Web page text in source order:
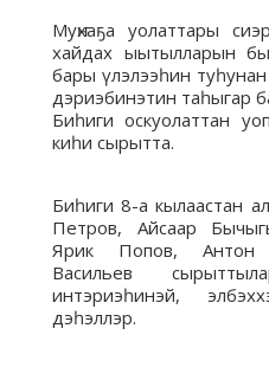
Муҥхаҕа уолаттары
хайдах ыытылларын
бары үлэлээһин туһунан
дэриэбинэтин таһыгар
Биһиги оскуолаттан
киһи сырытта.
Биһиги 8-а кылаастан
Петров, Айсаар
Ярик Попов, Антон
Васильев
интэриэһинэй,
дэһэллэр.